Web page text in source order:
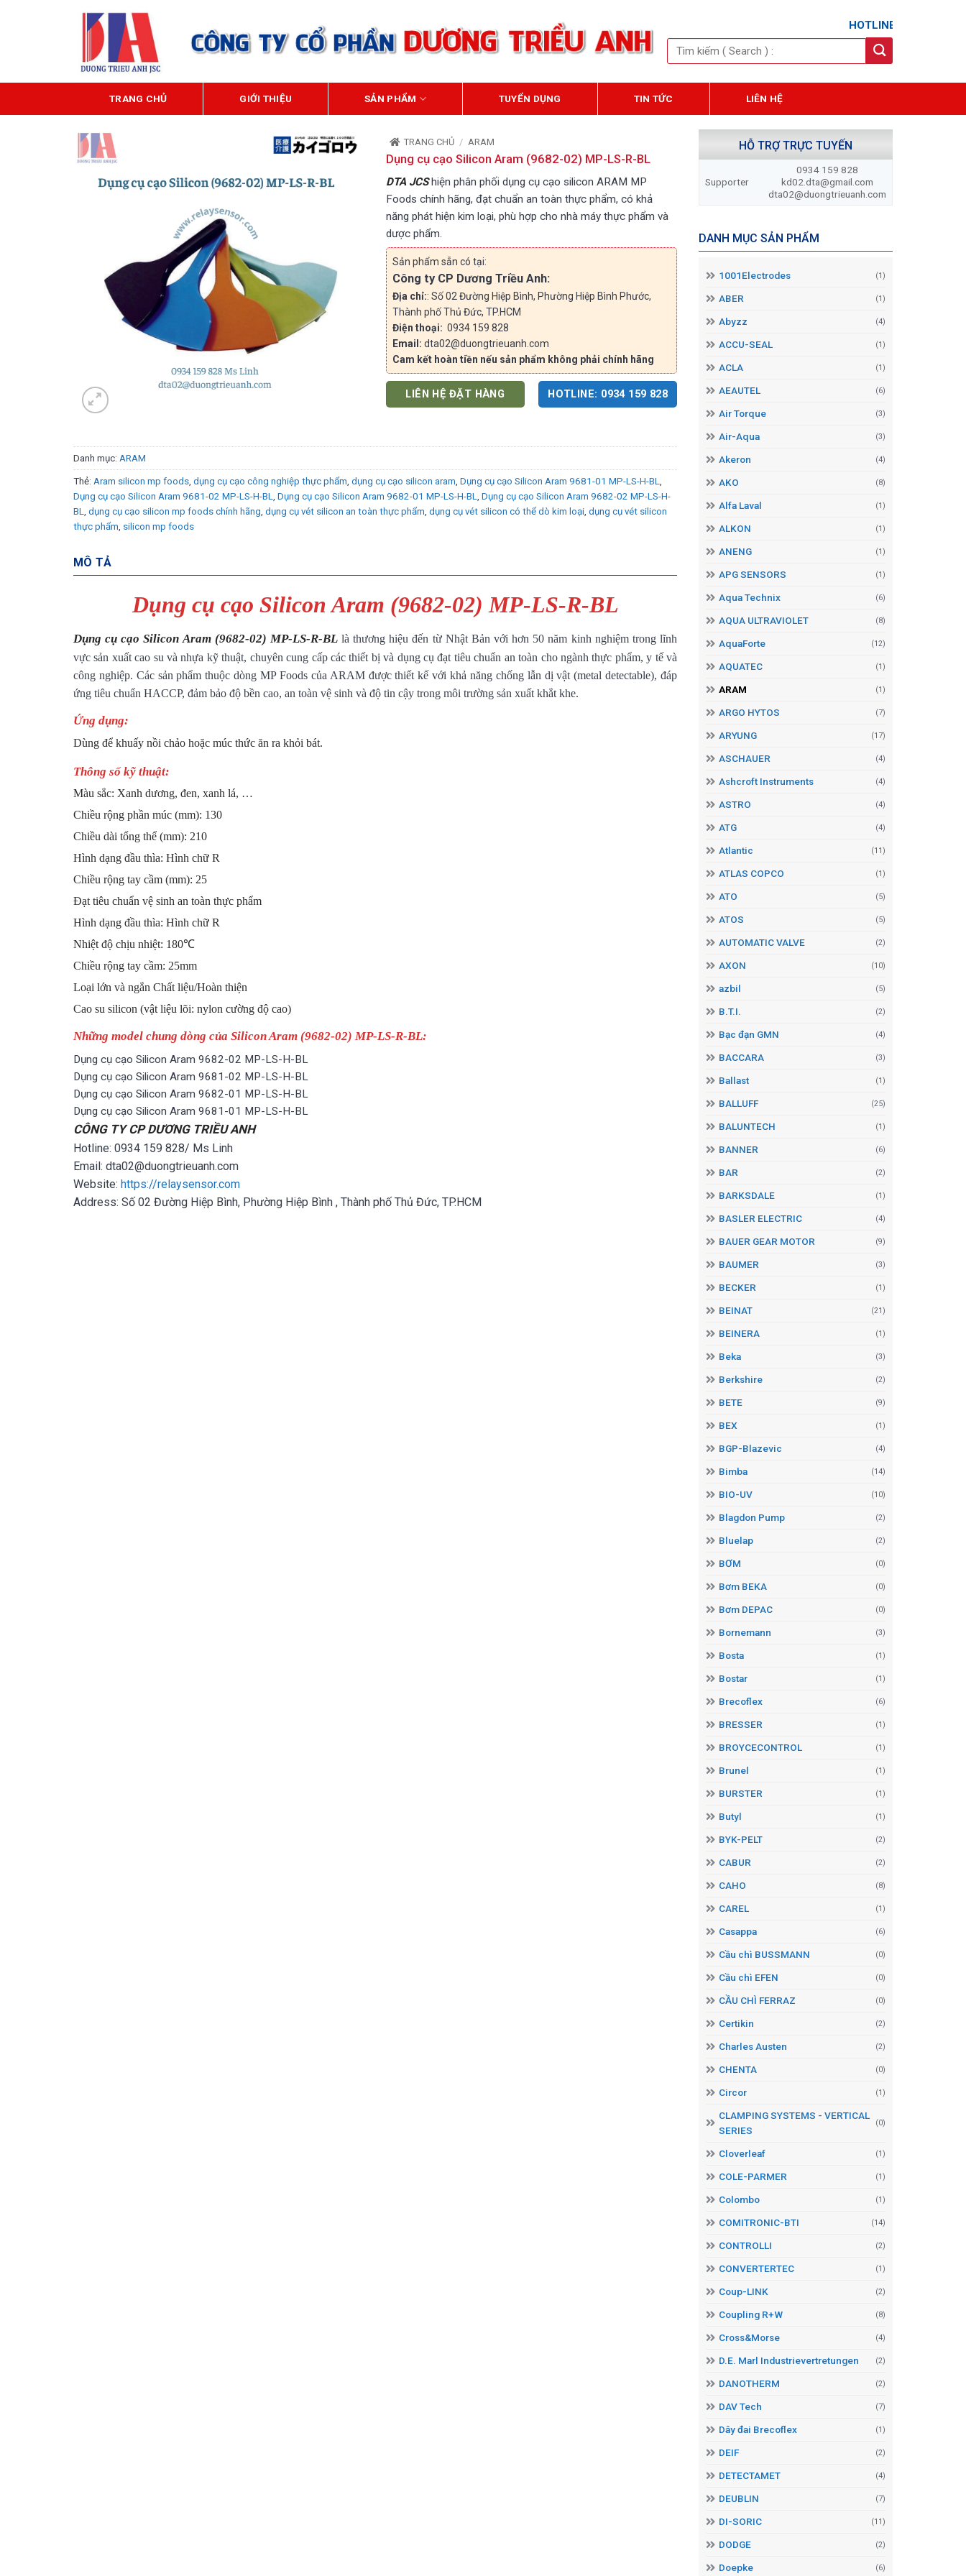
HOTLINE 24/7:0934 159
Tìm
kiếm:
TRANG CHỦ GIỚI THIỆU SẢN PHẨM TUYỂN DỤNG TIN TỨC LIÊN HỆ
HỖ TRỢ TRỰC TUYẾN
Supporter
0934 159 828
kd02.dta@gmail.com
dta02@duongtrieuanh.com
DANH MỤC SẢN PHẨM
1001Electrodes (1)
ABER (1)
Abyzz (4)
ACCU-SEAL (1)
ACLA (1)
AEAUTEL (6)
Air Torque (3)
Air-Aqua (3)
Akeron (4)
AKO (8)
Alfa Laval (1)
ALKON (1)
ANENG (1)
APG SENSORS (1)
Aqua Technix (6)
AQUA ULTRAVIOLET (8)
AquaForte (12)
AQUATEC (1)
ARAM (1)
ARGO HYTOS (7)
ARYUNG (17)
ASCHAUER (4)
Ashcroft Instruments (4)
ASTRO (4)
ATG (4)
Atlantic (11)
ATLAS COPCO (1)
ATO (5)
ATOS (5)
AUTOMATIC VALVE (2)
AXON (10)
azbil (5)
B.T.I. (2)
Bạc đạn GMN (4)
BACCARA (3)
Ballast (1)
BALLUFF (25)
BALUNTECH (1)
BANNER (6)
BAR (2)
BARKSDALE (1)
BASLER ELECTRIC (4)
BAUER GEAR MOTOR (9)
BAUMER (3)
BECKER (1)
BEINAT (21)
BEINERA (1)
Beka (3)
Berkshire (2)
BETE (9)
BEX (1)
BGP-Blazevic (4)
Bimba (14)
BIO-UV (10)
Blagdon Pump (2)
Bluelap (2)
BƠM (0)
Bơm BEKA (0)
Bơm DEPAC (0)
Bornemann (3)
Bosta (1)
Bostar (1)
Brecoflex (6)
BRESSER (1)
BROYCECONTROL (1)
Brunel (1)
BURSTER (1)
Butyl (1)
BYK-PELT (2)
CABUR (2)
CAHO (8)
CAREL (1)
Casappa (6)
Cầu chì BUSSMANN (0)
Cầu chì EFEN (0)
CẦU CHÌ FERRAZ (0)
Certikin (2)
Charles Austen (2)
CHENTA (0)
Circor (1)
CLAMPING SYSTEMS - VERTICAL
SERIES
(0)
Cloverleaf (1)
COLE-PARMER (1)
Colombo (1)
COMITRONIC-BTI (14)
CONTROLLI (2)
CONVERTERTEC (1)
Coup-LINK (2)
Coupling R+W (8)
Cross&Morse (4)
D.E. Marl Industrievertretungen (2)
DANOTHERM (2)
DAV Tech (7)
Dây đai Brecoflex (1)
DEIF (2)
DETECTAMET (4)
DEUBLIN (7)
DI-SORIC (11)
DODGE (2)
Doepke (6)
TRANG CHỦ / ARAM
Dụng cụ cạo Silicon Aram (9682-02) MP-LS-R-BL
DTA JCS hiện phân phối dụng cụ cạo silicon ARAM MP
Foods chính hãng, đạt chuẩn an toàn thực phẩm, có khả
năng phát hiện kim loại, phù hợp cho nhà máy thực phẩm và
dược phẩm.
Sản phẩm sẵn có tại:
Công ty CP Dương Triều Anh:
Địa chỉ:: Số 02 Đường Hiệp Bình, Phường Hiệp Bình Phước,
Thành phố Thủ Đức, TP.HCM
Điện thoại: 0934 159 828
Email: dta02@duongtrieuanh.com
Cam kết hoàn tiền nếu sản phẩm không phải chính hãng
LIÊN HỆ ĐẶT HÀNG HOTLINE: 0934 159 828
Danh mục: ARAM
Thẻ: Aram silicon mp foods, dụng cụ cạo công nghiệp thực phẩm, dụng cụ cạo silicon aram, Dụng cụ cạo Silicon Aram 9681-01 MP-LS-H-BL,
Dụng cụ cạo Silicon Aram 9681-02 MP-LS-H-BL, Dụng cụ cạo Silicon Aram 9682-01 MP-LS-H-BL, Dụng cụ cạo Silicon Aram 9682-02 MP-LS-H-
BL, dụng cụ cạo silicon mp foods chính hãng, dụng cụ vét silicon an toàn thực phẩm, dụng cụ vét silicon có thể dò kim loại, dụng cụ vét silicon
thực phẩm, silicon mp foods
MÔ TẢ
Dụng cụ cạo Silicon Aram (9682-02) MP-LS-R-BL
Dụng cụ cạo Silicon Aram (9682-02) MP-LS-R-BLlà thương hiệu đến từ Nhật Bản với hơn 50 năm kinh nghiệm trong lĩnh
vực sản xuất cao su và nhựa kỹ thuật, chuyên cung cấp các thiết bị và dụng cụ đạt tiêu chuẩn an toàn cho ngành thực phẩm, y tế và
công nghiệp. Các sản phẩm thuộc dòng MP Foods của ARAM được thiết kế với khả năng chống lẫn dị vật (metal detectable), đáp
ứng tiêu chuẩn HACCP, đảm bảo độ bền cao, an toàn vệ sinh và độ tin cậy trong môi trường sản xuất khắt khe.
Ứng dụng:
Dùng để khuấy nồi chảo hoặc múc thức ăn ra khỏi bát.
Thông số kỹ thuật:
Màu sắc: Xanh dương, đen, xanh lá, …
Chiều rộng phần múc (mm): 130
Chiều dài tổng thể (mm): 210
Hình dạng đầu thìa: Hình chữ R
Chiều rộng tay cầm (mm): 25
Đạt tiêu chuẩn vệ sinh an toàn thực phẩm
Hình dạng đầu thìa: Hình chữ R
Nhiệt độ chịu nhiệt: 180℃
Chiều rộng tay cầm: 25mm
Loại lớn và ngắn Chất liệu/Hoàn thiện
Cao su silicon (vật liệu lõi: nylon cường độ cao)
Những model chung dòng của Silicon Aram (9682-02) MP-LS-R-BL:
Dụng cụ cạo Silicon Aram 9682-02 MP-LS-H-BL
Dụng cụ cạo Silicon Aram 9681-02 MP-LS-H-BL
Dụng cụ cạo Silicon Aram 9682-01 MP-LS-H-BL
Dụng cụ cạo Silicon Aram 9681-01 MP-LS-H-BL
CÔNG TY CP DƯƠNG TRIỀU ANH
Hotline: 0934 159 828/ Ms Linh
Email: dta02@duongtrieuanh.com
Website: https://relaysensor.com
Address: Số 02 Đường Hiệp Bình, Phường Hiệp Bình , Thành phố Thủ Đức, TP.HCM